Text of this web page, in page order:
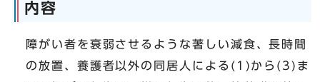
内容
障がい者を衰弱させるような著しい減食、長時間
の放置、養護者以外の同居人による(1)から(3)ま